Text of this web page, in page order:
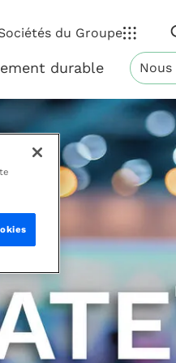
du Groupe
durable
Développement
durable